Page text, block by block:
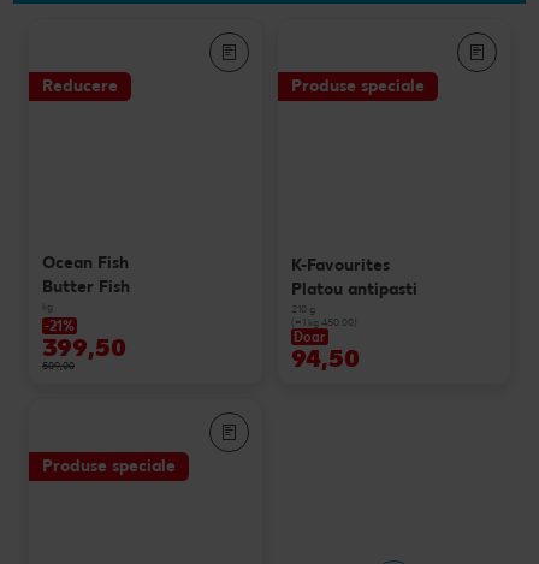
Reducere
Ocean Fish
Butter Fish
kg
-21%
399,50
509,00
Produse speciale
K-Favourites
Platou antipasti
210 g
(=1 kg 450.00)
Doar
94,50
Produse speciale